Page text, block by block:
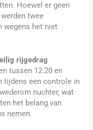
Hoewel er geen
twee
wegens het niet
rijgedrag
tussen 12.20 en
tijdens een controle in
nuchter, wat
het belang van
nemen.